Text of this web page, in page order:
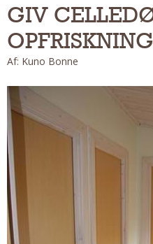
Indendørs
Udendørs
Kan Det Males?
MURER
Nybygning
Om Materialer
GLARMESTER
Udskiftning Og Montage
HANDYMAN
GIV
OPFRISKNING
Af: Kuno Bonne